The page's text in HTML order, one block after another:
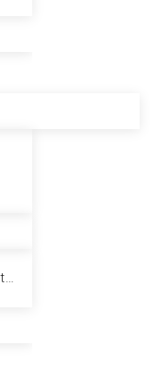
Du har tyvärr inte behörighet att visa denna sida. Vänligen logga in för att ta del av informationen.